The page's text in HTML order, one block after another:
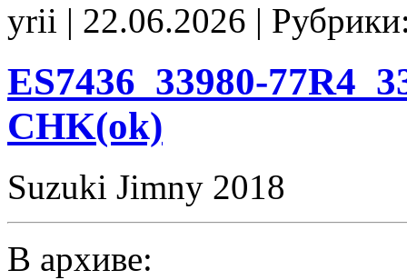
33921-
65D5
65D2
E2(EGR_EVAP_off)
CHK(ok)
yrii | 22.06.2026 |
ES7436_33980-
CHK(ok)
Suzuki Jimny 2018
В архиве: